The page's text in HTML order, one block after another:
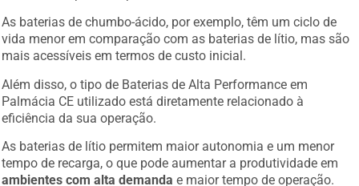
As baterias de chumbo-ácido, por exemplo, têm um ciclo de
vida menor em comparação com as baterias de lítio, mas são
mais acessíveis em termos de custo inicial.
Além disso, o tipo de Baterias de Alta Performance em
Palmácia CE utilizado está diretamente relacionado à
eficiência da sua operação.
As baterias de lítio permitem maior autonomia e um menor
tempo de recarga, o que pode aumentar a produtividade em
ambientes com alta demanda e maior tempo de operação.